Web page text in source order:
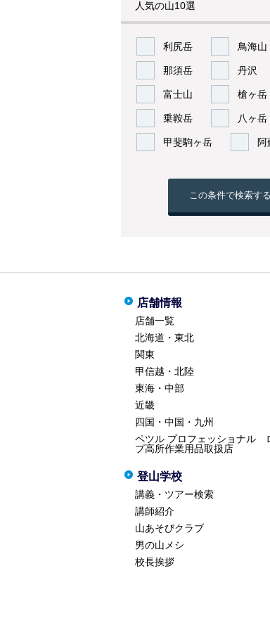
人気の山10選
利尻岳 鳥海山
那須岳 丹沢
富士山 槍ヶ岳
乗鞍岳 八ヶ岳
甲斐駒ヶ岳 阿
この条件で検索する
店舗情報
店舗一覧
北海道・東北
関東
甲信越・北陸
東海・中部
近畿
四国・中国・九州
ペツル プロフェッショナル
プ高所作業用品取扱店
登山学校
講義・ツアー検索
講師紹介
山あそびクラブ
男の山メシ
校長挨拶